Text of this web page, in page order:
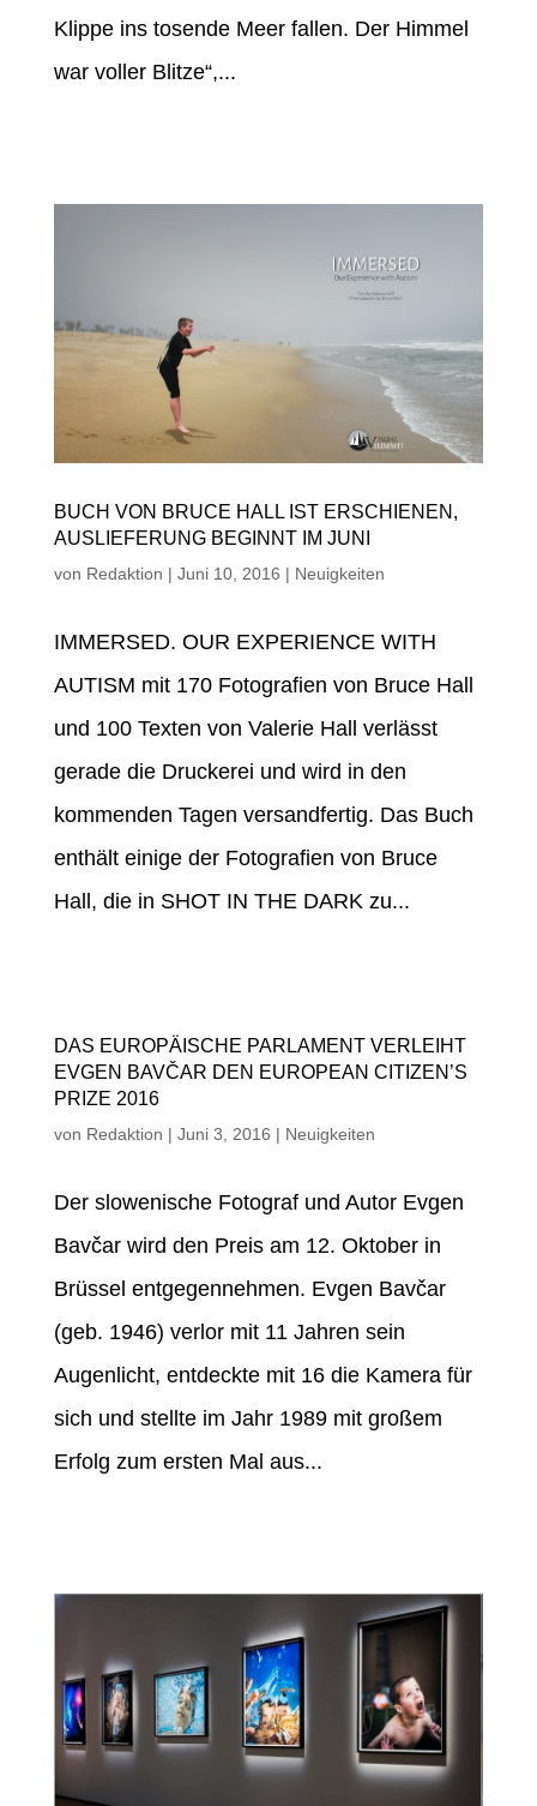
Klippe ins tosende Meer fallen. Der Himmel
war voller Blitze“,...
BUCH VON BRUCE HALL IST ERSCHIENEN,
AUSLIEFERUNG BEGINNT IM JUNI
von Redaktion | Juni 10, 2016 | Neuigkeiten
IMMERSED. OUR EXPERIENCE WITH
AUTISM mit 170 Fotografien von Bruce Hall
und 100 Texten von Valerie Hall verlässt
gerade die Druckerei und wird in den
kommenden Tagen versandfertig. Das Buch
enthält einige der Fotografien von Bruce
Hall, die in SHOT IN THE DARK zu...
DAS EUROPÄISCHE PARLAMENT VERLEIHT
EVGEN BAVČAR DEN EUROPEAN CITIZEN’S
PRIZE 2016
von Redaktion | Juni 3, 2016 | Neuigkeiten
Der slowenische Fotograf und Autor Evgen
Bavčar wird den Preis am 12. Oktober in
Brüssel entgegennehmen. Evgen Bavčar
(geb. 1946) verlor mit 11 Jahren sein
Augenlicht, entdeckte mit 16 die Kamera für
sich und stellte im Jahr 1989 mit großem
Erfolg zum ersten Mal aus...